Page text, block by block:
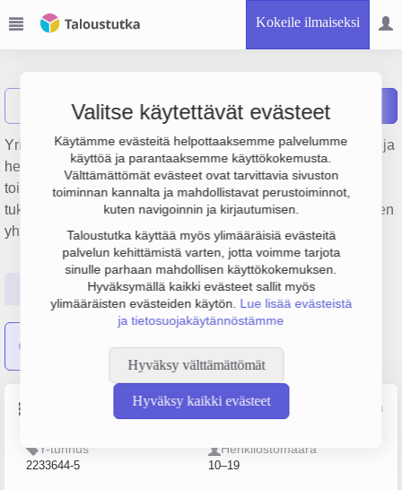
Kokeile ilmaiseksi
Valitse käytettävät evästeet
Käytämme evästeitä helpottaaksemme palvelumme
käyttöä ja parantaaksemme käyttökokemusta.
Välttämättömät evästeet ovat tarvittavia sivuston
toiminnan kannalta ja mahdollistavat perustoiminnot,
kuten navigoinnin ja kirjautumisen.
Taloustutka käyttää myös ylimääräisiä evästeitä
palvelun kehittämistä varten, jotta voimme tarjota
sinulle parhaan mahdollisen käyttökokemuksen.
Hyväksymällä kaikki evästeet sallit myös
ylimääräisten evästeiden käytön. Lue lisää evästeistä
ja tietosuojakäytännöstämme
Hyväksy välttämättömät
Hyväksy kaikki evästeet
Näytä haku S Stoka Oy Raportit
Yrityksen Stoka Oy liikevaihto on 3.9 milj. €, tulos -55 000 € ja
henkilöstömäärä 11. Sen päätoimiala on Huonekalujen,
toimisto- ja myymäläkalusteiden, mattojen ja valaisimien
tukkukauppa, perustamisvuosi 2008 ja sijainti Oulu. Yrityksen
yhtiömuoto Osakeyhtiö (OY).
Tilinpäätösluvut Päättäjätiedot
Stoka KS Oyon sulautunut yritykseen Stoka Oy
Lähde: YTJ, PRH, Traficom
Y-tunnus
2233644-5
Henkilöstömäärä
10–19